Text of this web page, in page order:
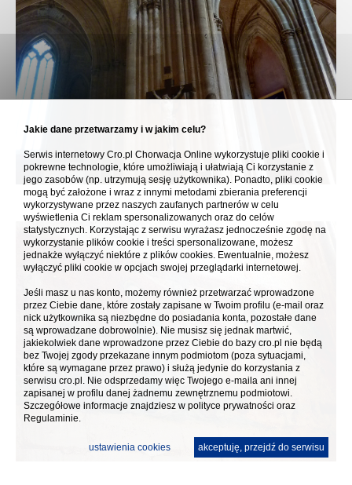
Jakie dane przetwarzamy i w jakim celu?
Serwis internetowy Cro.pl Chorwacja Online wykorzystuje pliki cookie i
pokrewne technologie, które umożliwiają i ułatwiają Ci korzystanie z
jego zasobów (np. utrzymują sesję użytkownika). Ponadto, pliki cookie
mogą być założone i wraz z innymi metodami zbierania preferencji
wykorzystywane przez naszych zaufanych partnerów w celu
wyświetlenia Ci reklam spersonalizowanych oraz do celów
statystycznych. Korzystając z serwisu wyrażasz jednocześnie zgodę na
wykorzystanie plików cookie i treści spersonalizowane, możesz
jednakże wyłączyć niektóre z plików cookies. Ewentualnie, możesz
wyłączyć pliki cookie w opcjach swojej przeglądarki internetowej.
Jeśli masz u nas konto, możemy również przetwarzać wprowadzone
przez Ciebie dane, które zostały zapisane w Twoim profilu (e-mail oraz
nick użytkownika są niezbędne do posiadania konta, pozostałe dane
są wprowadzane dobrowolnie). Nie musisz się jednak martwić,
jakiekolwiek dane wprowadzone przez Ciebie do bazy cro.pl nie będą
bez Twojej zgody przekazane innym podmiotom (poza sytuacjami,
które są wymagane przez prawo) i służą jedynie do korzystania z
serwisu cro.pl. Nie odsprzedamy więc Twojego e-maila ani innej
zapisanej w profilu danej żadnemu zewnętrznemu podmiotowi.
Szczegółowe informacje znajdziesz w polityce prywatności oraz
Regulaminie.
akceptuję, przejdź do serwisu
ustawienia cookies